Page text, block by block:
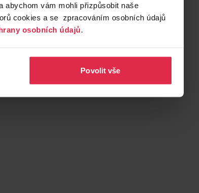
abychom vám mohli přizpůsobit naše
cookies a se zpracováním osobních údajů
osobních údajů.
Povolit vše